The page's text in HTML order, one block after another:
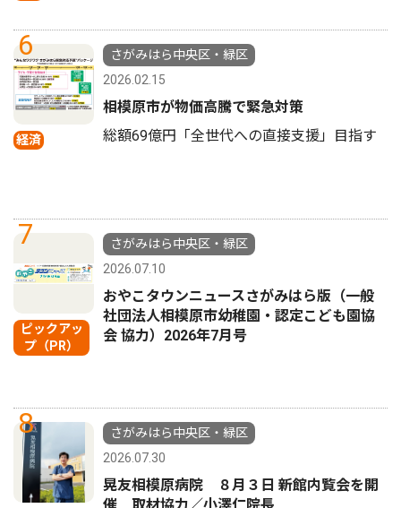
6
経済
さがみはら中央区・緑区
2026.02.15
相模原市が物価高騰で緊急対策
総額69億円「全世代への直接支援」目指す
7
ピックアッ
プ（PR）
さがみはら中央区・緑区
2026.07.10
おやこタウンニュースさがみはら版（一般
社団法人相模原市幼稚園・認定こども園協
会 協力）2026年7月号
8
さがみはら中央区・緑区
2026.07.30
晃友相模原病院 ８月３日 新館内覧会を開